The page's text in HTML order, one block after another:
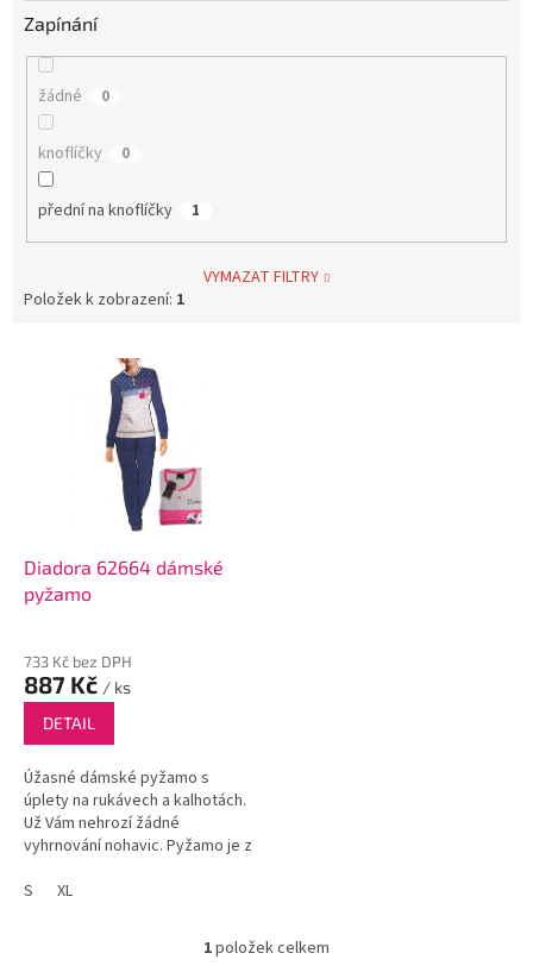
Zapínání
žádné 0
knoflíčky 0
přední na knoflíčky 1
VYMAZAT FILTRY
Položek k zobrazení: 1
Diadora 62664 dámské
pyžamo
733 Kč bez DPH
887 Kč / ks
DETAIL
Úžasné dámské pyžamo s
úplety na rukávech a kalhotách.
Už Vám nehrozí žádné
vyhrnování nohavic. Pyžamo je z
jedinečném designovém
S XL
O
1položek celkem